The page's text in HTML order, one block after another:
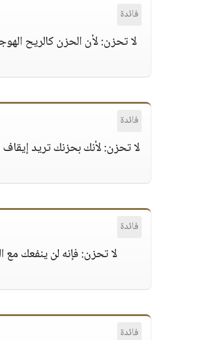
فائدة
لا تحزن:لأن الحزن كالريح
فائدة
لا تحزن:لأنك بحزنك تريد
فائدة
لا تحزن:فإنه لن ينفعك مع
فائدة